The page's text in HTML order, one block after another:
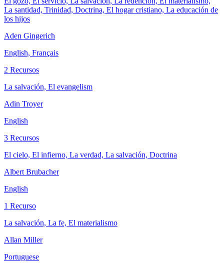
La santidad, Trinidad, Doctrina, El hogar cristiano, La educación de
los hijos
Aden Gingerich
English, Français
2 Recursos
La salvación, El evangelism
Adin Troyer
English
3 Recursos
El cielo, El infierno, La verdad, La salvación, Doctrina
Albert Brubacher
English
1 Recurso
La salvación, La fe, El materialismo
Allan Miller
Portuguese